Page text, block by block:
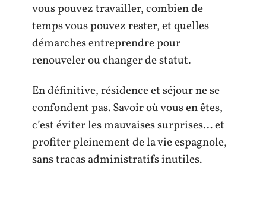
vous pouvez travailler, combien de
temps vous pouvez rester, et quelles
démarches entreprendre pour
renouveler ou changer de statut.
En définitive, résidence et séjour ne se
confondent pas. Savoir où vous en êtes,
c’est éviter les mauvaises surprises… et
profiter pleinement de la vie espagnole,
sans tracas administratifs inutiles.